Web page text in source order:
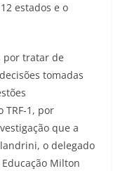
estados e o
por tratar de
tomadas
TRF-1, por
que a
o delegado
Milton